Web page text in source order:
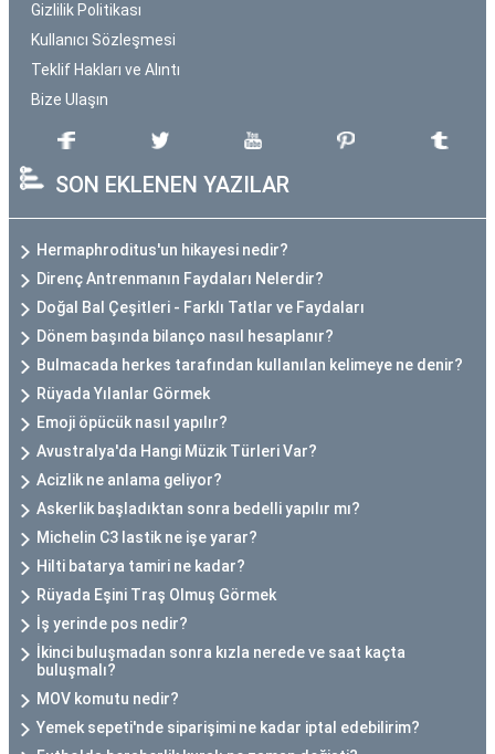
Gizlilik Politikası
Kullanıcı Sözleşmesi
Teklif Hakları ve Alıntı
Bize Ulaşın
SON EKLENEN YAZILAR
Hermaphroditus'un hikayesi nedir?
Direnç Antrenmanın Faydaları Nelerdir?
Doğal Bal Çeşitleri - Farklı Tatlar ve Faydaları
Dönem başında bilanço nasıl hesaplanır?
Bulmacada herkes tarafından kullanılan kelimeye ne denir?
Rüyada Yılanlar Görmek
Emoji öpücük nasıl yapılır?
Avustralya'da Hangi Müzik Türleri Var?
Acizlik ne anlama geliyor?
Askerlik başladıktan sonra bedelli yapılır mı?
Michelin C3 lastik ne işe yarar?
Hilti batarya tamiri ne kadar?
Rüyada Eşini Traş Olmuş Görmek
İş yerinde pos nedir?
İkinci buluşmadan sonra kızla nerede ve saat kaçta
buluşmalı?
MOV komutu nedir?
Yemek sepeti'nde siparişimi ne kadar iptal edebilirim?